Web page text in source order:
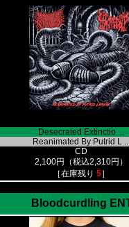
Desecrated Extinctio ...
Reanimated By Putrid L
CD
2,100円（税込2,310円）
［在庫残り 5］
Bloodcurdling